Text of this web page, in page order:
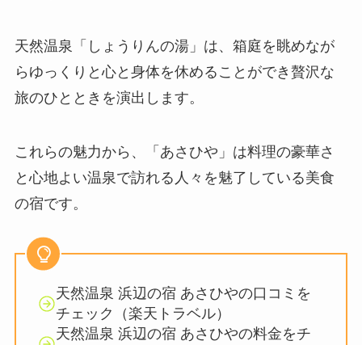
​天然温泉「しょうりんの湯」は、箱庭を眺めなが
らゆっくりと心と身体を休めることができ贅沢な
旅のひとときを演出します。
​これらの魅力から、「あさひや」は料理の豪華さ
と心地よい温泉で訪れる人々を魅了している美食
の宿です。
天然温泉 浜辺の宿 あさひやの口コミを
チェック（楽天トラベル）
天然温泉 浜辺の宿 あさひやの料金をチ